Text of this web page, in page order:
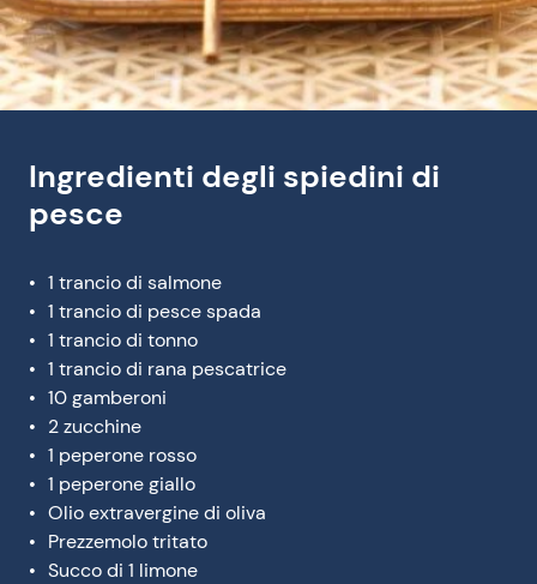
Ingredienti degli spiedini di
pesce
1 trancio di salmone
1 trancio di pesce spada
1 trancio di tonno
1 trancio di rana pescatrice
10 gamberoni
2 zucchine
1 peperone rosso
1 peperone giallo
Olio extravergine di oliva
Prezzemolo tritato
Succo di 1 limone